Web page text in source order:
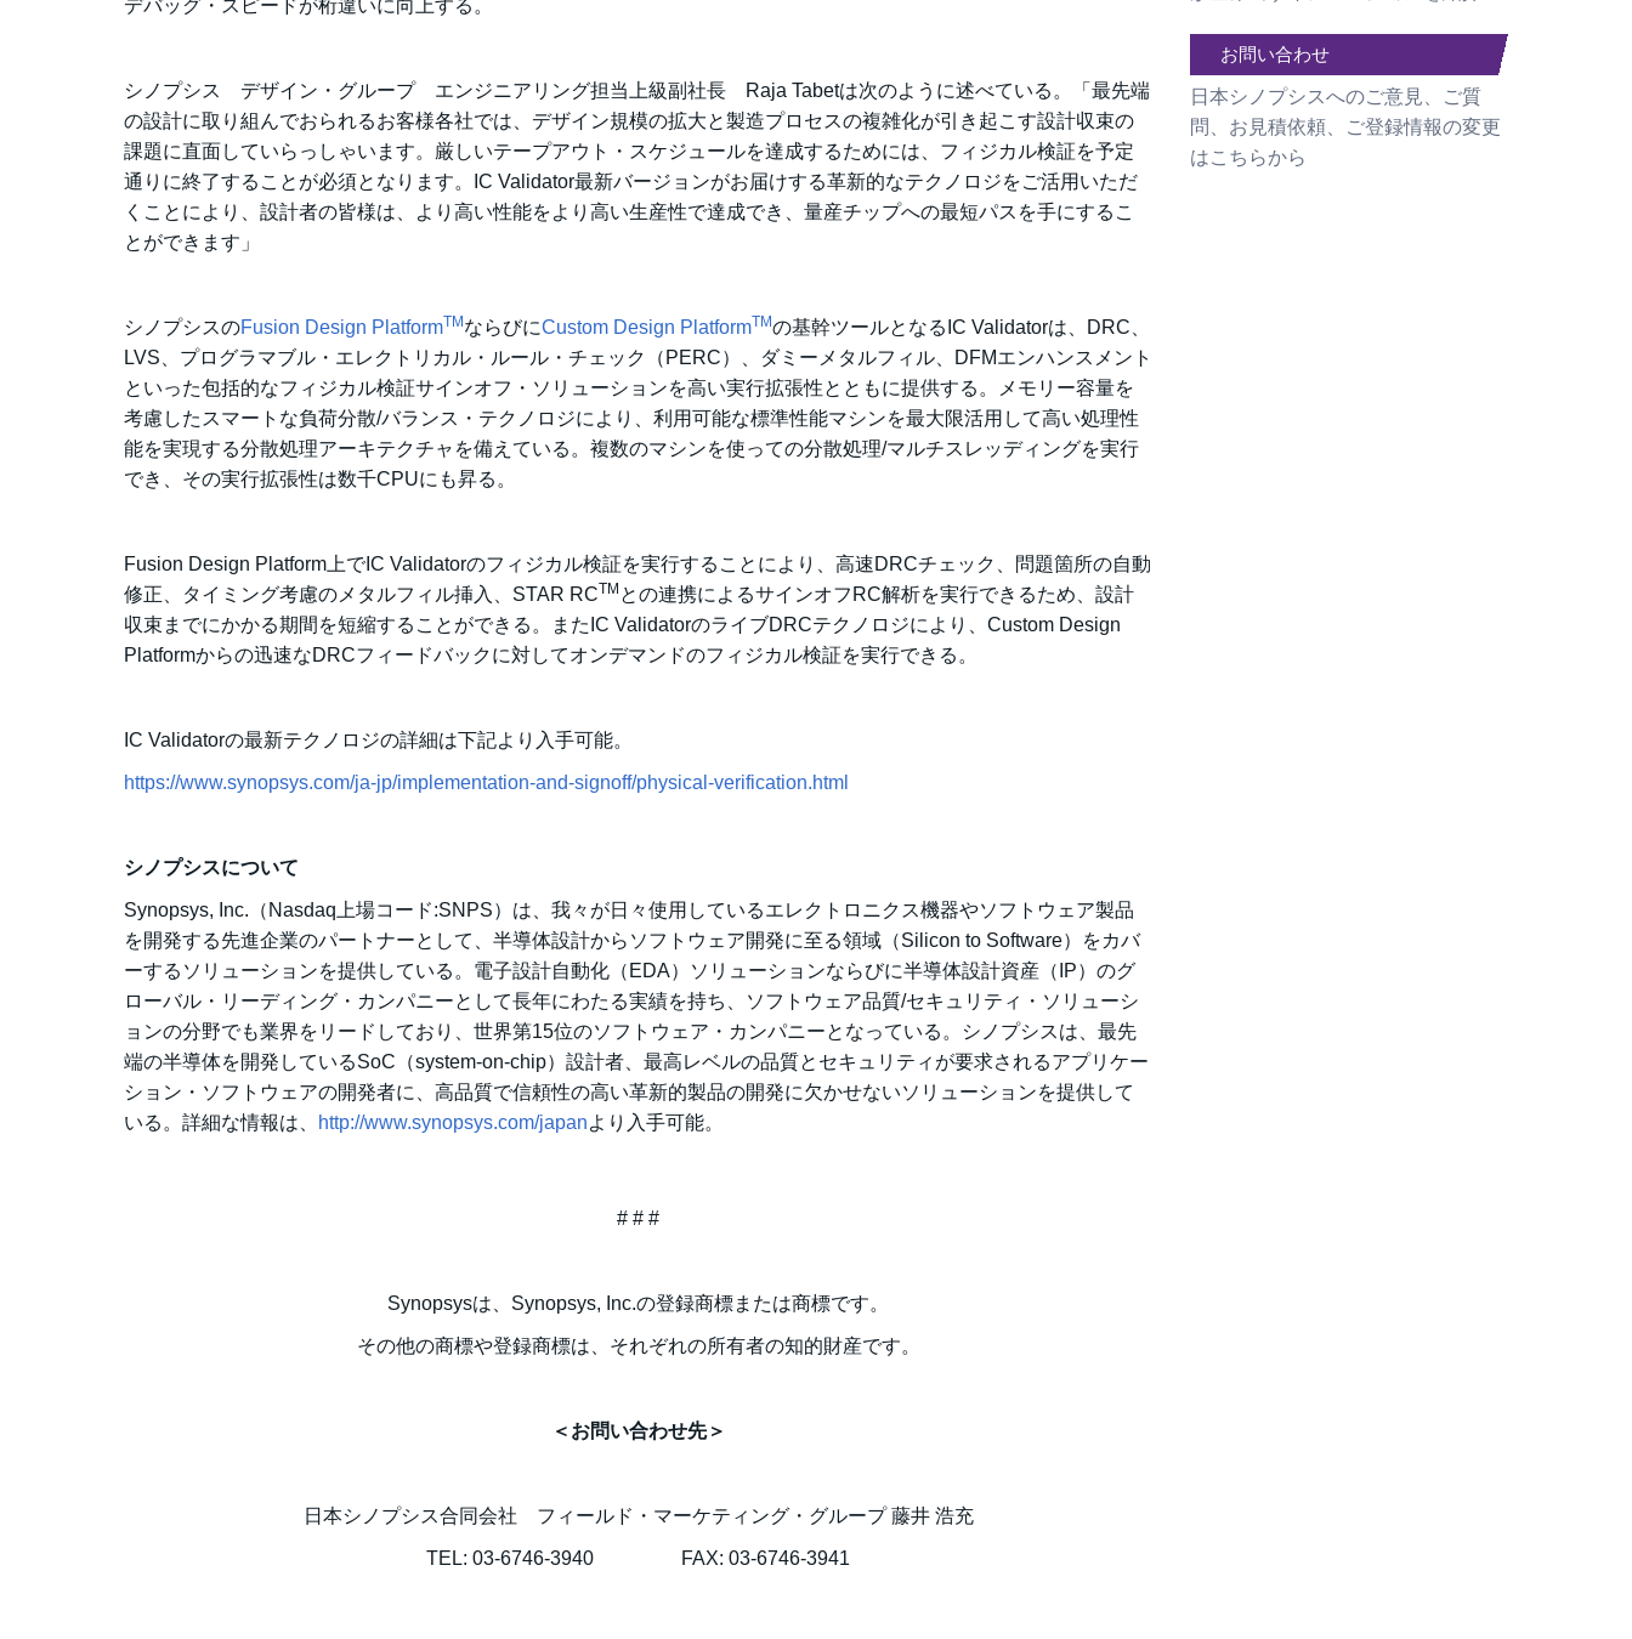
デバッグ・スピードが桁違いに向上する。
シノプシス デザイン・グループ エンジニアリング担当上級副社長 Raja Tabetは次のように述べている。「最先端
の設計に取り組んでおられるお客様各社では、デザイン規模の拡大と製造プロセスの複雑化が引き起こす設計収束の
課題に直面していらっしゃいます。厳しいテープアウト・スケジュールを達成するためには、フィジカル検証を予定
通りに終了することが必須となります。IC Validator最新バージョンがお届けする革新的なテクノロジをご活用いただ
くことにより、設計者の皆様は、より高い性能をより高い生産性で達成でき、量産チップへの最短パスを手にするこ
とができます」
シノプシスのFusion Design PlatformTM ならびにCustom Design PlatformTMの基幹ツールとなるIC Validatorは、DRC、
LVS、プログラマブル・エレクトリカル・ルール・チェック（PERC）、ダミーメタルフィル、DFMエンハンスメント
といった包括的なフィジカル検証サインオフ・ソリューションを高い実行拡張性とともに提供する。メモリー容量を
考慮したスマートな負荷分散/バランス・テクノロジにより、利用可能な標準性能マシンを最大限活用して高い処理性
能を実現する分散処理アーキテクチャを備えている。複数のマシンを使っての分散処理/マルチスレッディングを実行
でき、その実行拡張性は数千CPUにも昇る。
Fusion Design Platform上でIC Validatorのフィジカル検証を実行することにより、高速DRCチェック、問題箇所の自動
修正、タイミング考慮のメタルフィル挿入、STAR RCTM との連携によるサインオフRC解析を実行できるため、設計
収束までにかかる期間を短縮することができる。またIC ValidatorのライブDRCテクノロジにより、Custom Design
Platformからの迅速なDRCフィードバックに対してオンデマンドのフィジカル検証を実行できる。
IC Validatorの最新テクノロジの詳細は下記より入手可能。
https://www.synopsys.com/ja-jp/implementation-and-signoff/physical-verification.html
シノプシスについて
Synopsys, Inc.（Nasdaq上場コード:SNPS）は、我々が日々使用しているエレクトロニクス機器やソフトウェア製品
を開発する先進企業のパートナーとして、半導体設計からソフトウェア開発に至る領域（Silicon to Software）をカバ
ーするソリューションを提供している。電子設計自動化（EDA）ソリューションならびに半導体設計資産（IP）のグ
ローバル・リーディング・カンパニーとして長年にわたる実績を持ち、ソフトウェア品質/セキュリティ・ソリューシ
ョンの分野でも業界をリードしており、世界第15位のソフトウェア・カンパニーとなっている。シノプシスは、最先
端の半導体を開発しているSoC（system-on-chip）設計者、最高レベルの品質とセキュリティが要求されるアプリケー
ション・ソフトウェアの開発者に、高品質で信頼性の高い革新的製品の開発に欠かせないソリューションを提供して
いる。詳細な情報は、
http://www.synopsys.com/japanより入手可能。
# # #
Synopsysは、Synopsys, Inc.の登録商標または商標です。
その他の商標や登録商標は、それぞれの所有者の知的財産です。
＜お問い合わせ先＞
日本シノプシス合同会社 フィールド・マーケティング・グループ 藤井 浩充
TEL: 03-6746-3940 FAX: 03-6746-3941
お問い合わせ
日本シノプシスへのご意見、ご質
問、お見積依頼、ご登録情報の変更
はこちらから